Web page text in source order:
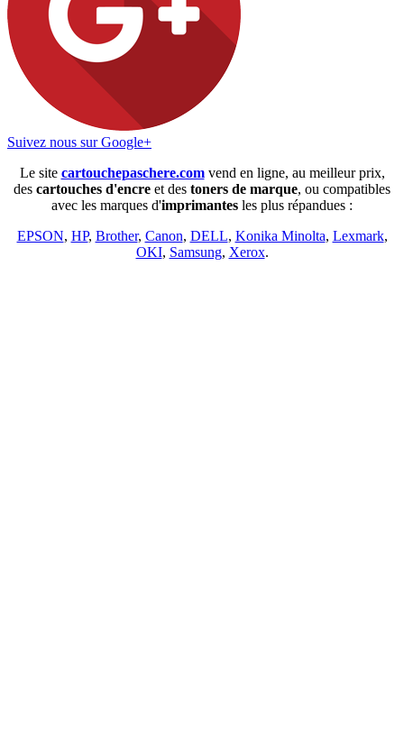
Suivez nous sur Google+
Le site cartouchepaschere.comvend en ligne, au meilleur prix,
des cartouches d'encre et des toners de marque, ou compatibles
avec les marques d'imprimantes les plus répandues :
EPSON, HP, Brother, Canon, DELL, Konika Minolta, Lexmark,
OKI, Samsung, Xerox.